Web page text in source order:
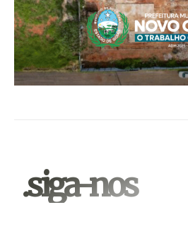
.siga-nos